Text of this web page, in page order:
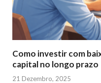
Como investir com
capital no longo prazo
21 Dezembro, 2025